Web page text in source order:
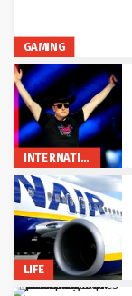
GAMING
INTERNATIONAL
LIFE